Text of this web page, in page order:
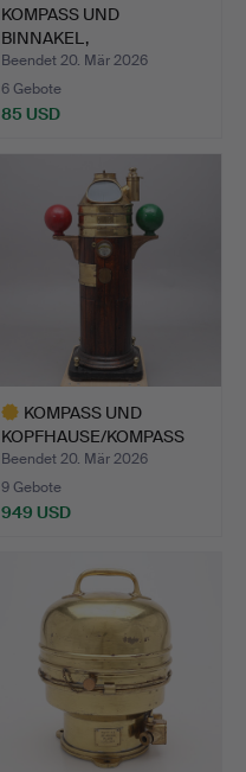
KOMPASS UND
BINNAKEL,
unmarkiert/unmarkier…
Beendet 20. Mär 2026
6 Gebote
85 USD
KOMPASS UND
KOPFHAUSE/KOMPASS
UND BINNAKEL…
Beendet 20. Mär 2026
9 Gebote
949 USD